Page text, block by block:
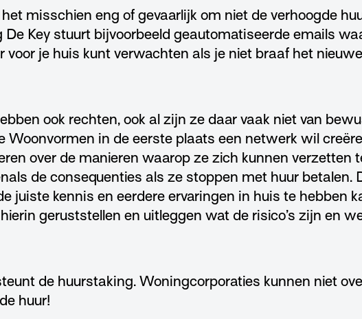
misschien eng of gevaarlijk om niet de verhoogde
Key stuurt bijvoorbeeld geautomatiseerde emails
voor je huis kunt verwachten als je niet braaf het
ook rechten, ook al zijn ze daar vaak niet van
Woonvormen in de eerste plaats een netwerk wil
over de manieren waarop ze zich kunnen verzetten
de consequenties als ze stoppen met huur betalen.
juiste kennis en eerdere ervaringen in huis te hebben
geruststellen en uitleggen wat de risico’s zijn en
de huurstaking. Woningcorporaties kunnen niet
huur!